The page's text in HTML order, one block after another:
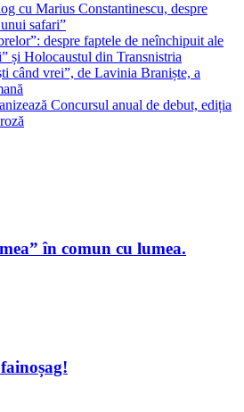
cu Marius Constantinescu, despre
safari”
despre faptele de neînchipuit ale
și Holocaustul din Transnistria
când vrei”, de Lavinia Braniște, a
Concursul anual de debut, ediția
în comun cu lumea.